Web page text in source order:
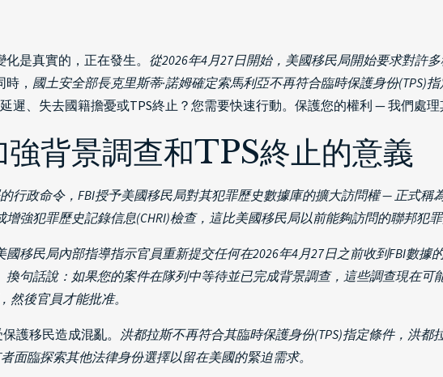
是真實的，正在發生。 從2026年4月27日開始，美國移民局開始要求對許
時， 國土安全部長克里斯蒂·諾姆確定索馬利亞不再符合臨時保護身份(TPS)
遲、失去國籍擔憂或TPS終止？您需要快速行動。保護您的權利 — 我們處理
強背景調查和TPS終止的意義
行政命令，FBI授予美國移民局對其犯罪歷史數據庫的擴大訪問權 — 正式稱
強犯罪歷史記錄信息(CHRI)檢查，這比美國移民局以前能夠訪問的聯邦犯罪
國移民局內部指導指示官員重新提交任何在2026年4月27日之前收到FBI數
換句話說：如果您的案件在隊列中等待並已完成背景調查，這些調查現在
然後官員才能批准。
護移民造成混亂。 洪都拉斯不再符合其臨時保護身份(TPS)指定條件，洪都
面臨探索其他法律身份選擇以留在美國的緊迫需求。